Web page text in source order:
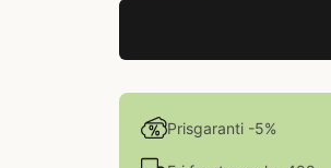
Prisgaranti -5%